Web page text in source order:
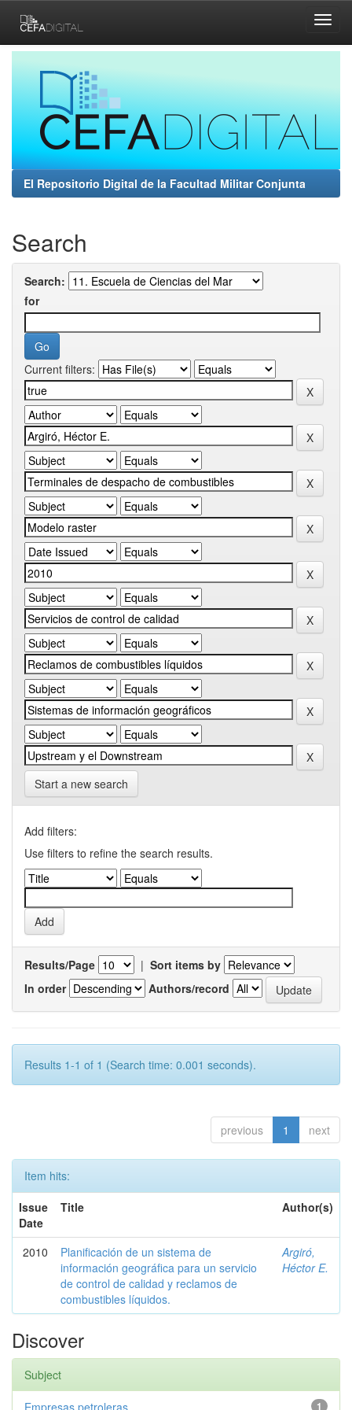
navigation
El Repositorio Digital de la Facultad Militar Conjunta
Search
Search:
for
Current filters:
Start a new search
Add filters:
Use filters to refine the search results.
Results/Page | Sort items by
In order
Authors/record
Results 1-1 of 1 (Search time: 0.001 seconds).
previous 1 next
Item hits:
Issue
Date
Title Author(s)
2010
Planificación de un sistema de
información geográfica para un servicio
de control de calidad y reclamos de
combustibles líquidos.
Argiró,
Héctor E.
Discover
Subject
1
Empresas petroleras